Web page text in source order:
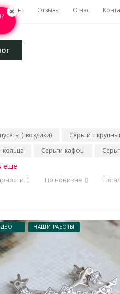
Ремонт Отзывы О нас
(гвоздики) Серьги с
кольца
Серьги-каффы
еще
По новизне По
НАШИ РАБОТЫ